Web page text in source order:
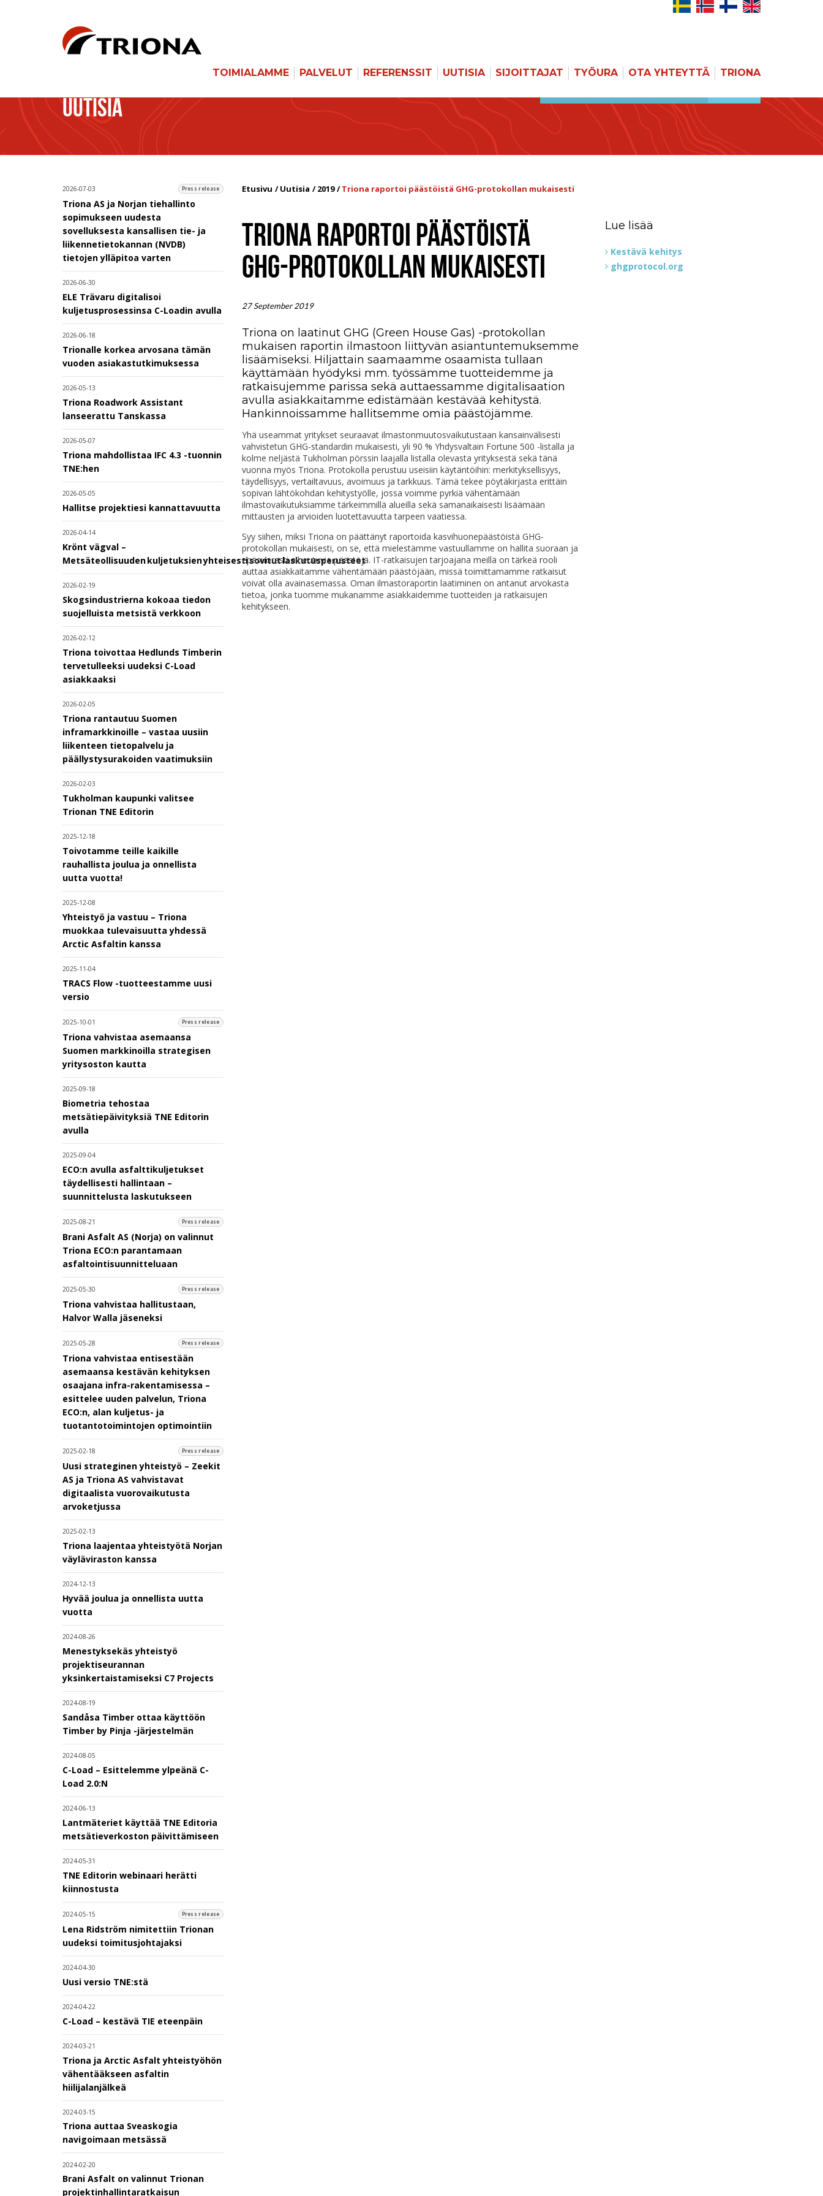
TOIMIALAMME PALVELUT REFERENSSIT UUTISIA SIJOITTAJAT TYÖURA OTA YHTEYTTÄ TRIONA
UUTISIA
2026-07-03 Press release
Triona AS ja Norjan tiehallinto
sopimukseen uudesta
sovelluksesta kansallisen tie- ja
liikennetietokannan (NVDB)
tietojen ylläpitoa varten
2026-06-30
ELE Trävaru digitalisoi
kuljetusprosessinsa C-Loadin avulla
2026-06-18
Trionalle korkea arvosana tämän
vuoden asiakastutkimuksessa
2026-05-13
Triona Roadwork Assistant
lanseerattu Tanskassa
2026-05-07
Triona mahdollistaa IFC 4.3 -tuonnin
TNE:hen
2026-05-05
Hallitse projektiesi kannattavuutta
2026-04-14
Krönt vägval –
Metsäteollisuuden kuljetuksien yhteisesti sovitut laskutusperusteet
2026-02-19
Skogsindustrierna kokoaa tiedon
suojelluista metsistä verkkoon
2026-02-12
Triona toivottaa Hedlunds Timberin
tervetulleeksi uudeksi C-Load
asiakkaaksi
2026-02-05
Triona rantautuu Suomen
inframarkkinoille – vastaa uusiin
liikenteen tietopalvelu ja
päällystysurakoiden vaatimuksiin
2026-02-03
Tukholman kaupunki valitsee
Trionan TNE Editorin
2025-12-18
Toivotamme teille kaikille
rauhallista joulua ja onnellista
uutta vuotta!
2025-12-08
Yhteistyö ja vastuu – Triona
muokkaa tulevaisuutta yhdessä
Arctic Asfaltin kanssa
2025-11-04
TRACS Flow -tuotteestamme uusi
versio
2025-10-01 Press release
Triona vahvistaa asemaansa
Suomen markkinoilla strategisen
yritysoston kautta
2025-09-18
Biometria tehostaa
metsätiepäivityksiä TNE Editorin
avulla
2025-09-04
ECO:n avulla asfalttikuljetukset
täydellisesti hallintaan –
suunnittelusta laskutukseen
2025-08-21 Press release
Brani Asfalt AS (Norja) on valinnut
Triona ECO:n parantamaan
asfaltointisuunnitteluaan
2025-05-30 Press release
Triona vahvistaa hallitustaan,
Halvor Walla jäseneksi
2025-05-28 Press release
Triona vahvistaa entisestään
asemaansa kestävän kehityksen
osaajana infra-rakentamisessa –
esittelee uuden palvelun, Triona
ECO:n, alan kuljetus- ja
tuotantotoimintojen optimointiin
2025-02-18 Press release
Uusi strateginen yhteistyö – Zeekit
AS ja Triona AS vahvistavat
digitaalista vuorovaikutusta
arvoketjussa
2025-02-13
Triona laajentaa yhteistyötä Norjan
väyläviraston kanssa
2024-12-13
Hyvää joulua ja onnellista uutta
vuotta
2024-08-26
Menestyksekäs yhteistyö
projektiseurannan
yksinkertaistamiseksi C7 Projects
2024-08-19
Sandåsa Timber ottaa käyttöön
Timber by Pinja -järjestelmän
2024-08-05
C-Load – Esittelemme ylpeänä C-
Load 2.0:N
2024-06-13
Lantmäteriet käyttää TNE Editoria
metsätieverkoston päivittämiseen
2024-05-31
TNE Editorin webinaari herätti
kiinnostusta
2024-05-15 Press release
Lena Ridström nimitettiin Trionan
uudeksi toimitusjohtajaksi
2024-04-30
Uusi versio TNE:stä
2024-04-22
C-Load – kestävä TIE eteenpäin
2024-03-21
Triona ja Arctic Asfalt yhteistyöhön
vähentääkseen asfaltin
hiilijalanjälkeä
2024-03-15
Triona auttaa Sveaskogia
navigoimaan metsässä
2024-02-20
Brani Asfalt on valinnut Trionan
projektinhallintaratkaisun
Etusivu Uutisia 2019 Triona raportoi päästöistä GHG-protokollan mukaisesti
TRIONA RAPORTOI PÄÄSTÖISTÄ
GHG-PROTOKOLLAN MUKAISESTI
27 September 2019
Triona on laatinut GHG (Green House Gas) -protokollan
mukaisen raportin ilmastoon liittyvän asiantuntemuksemme
lisäämiseksi. Hiljattain saamaamme osaamista tullaan
käyttämään hyödyksi mm. työssämme tuotteidemme ja
ratkaisujemme parissa sekä auttaessamme digitalisaation
avulla asiakkaitamme edistämään kestävää kehitystä.
Hankinnoissamme hallitsemme omia päästöjämme.
Yhä useammat yritykset seuraavat ilmastonmuutosvaikutustaan kansainvälisesti
vahvistetun GHG-standardin mukaisesti, yli 90 % Yhdysvaltain Fortune 500 -listalla ja
kolme neljästä Tukholman pörssin laajalla listalla olevasta yrityksestä sekä tänä
vuonna myös Triona. Protokolla perustuu useisiin käytäntöihin: merkityksellisyys,
täydellisyys, vertailtavuus, avoimuus ja tarkkuus. Tämä tekee pöytäkirjasta erittäin
sopivan lähtökohdan kehitystyölle, jossa voimme pyrkiä vähentämään
ilmastovaikutuksiamme tärkeimmillä alueilla sekä samanaikaisesti lisäämään
mittausten ja arvioiden luotettavuutta tarpeen vaatiessa.
Syy siihen, miksi Triona on päättänyt raportoida kasvihuonepäästöistä GHG-
protokollan mukaisesti, on se, että mielestämme vastuullamme on hallita suoraan ja
epäsuorasti aiheutuvia päästöjä. IT-ratkaisujen tarjoajana meillä on tärkeä rooli
auttaa asiakkaitamme vähentämään päästöjään, missä toimittamamme ratkaisut
voivat olla avainasemassa. Oman ilmastoraportin laatiminen on antanut arvokasta
tietoa, jonka tuomme mukanamme asiakkaidemme tuotteiden ja ratkaisujen
kehitykseen.
Lue lisää
Kestävä kehitys
ghgprotocol.org